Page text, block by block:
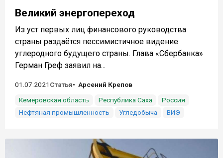
Великий энергопереход
Из уст первых лиц финансового руководства
страны раздаётся пессимистичное видение
углеродного будущего страны. Глава «Сбербанка»
Герман Греф заявил на...
01.07.2021 Статья
Арсений Крепов
Кемеровская область
Республика Саха
Россия
Нефтяная промышленность
Угледобыча ВИЭ